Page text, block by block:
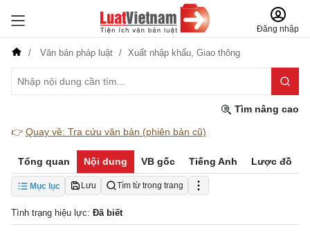
Đăng nhập
Văn bản pháp luật Xuất nhập khẩu, Giao thông
Tìm nâng cao
👉 Quay về: Tra cứu văn bản (phiên bản cũ)
Tổng quan Nội dung VB gốc Tiếng Anh Lược đồ
Mục lục Lưu Tìm từ trong trang
Tình trạng hiệu lực: Đã biết